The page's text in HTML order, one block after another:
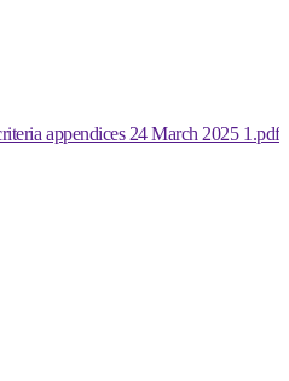
appendices 24 March 2025 1.pdf